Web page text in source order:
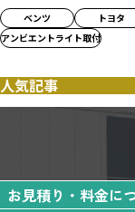
ベンツ トヨタ
アンビエントライト取付
人気記事
お見積り・料金に